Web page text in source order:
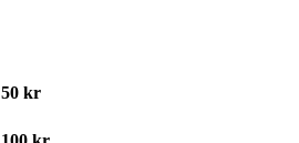
50 kr